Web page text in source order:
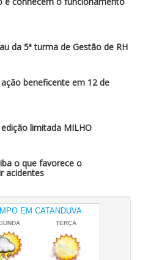
da 5ª turma de Gestão de RH
beneficente em 12 de
limitada MILHO
o que favorece o
acidentes